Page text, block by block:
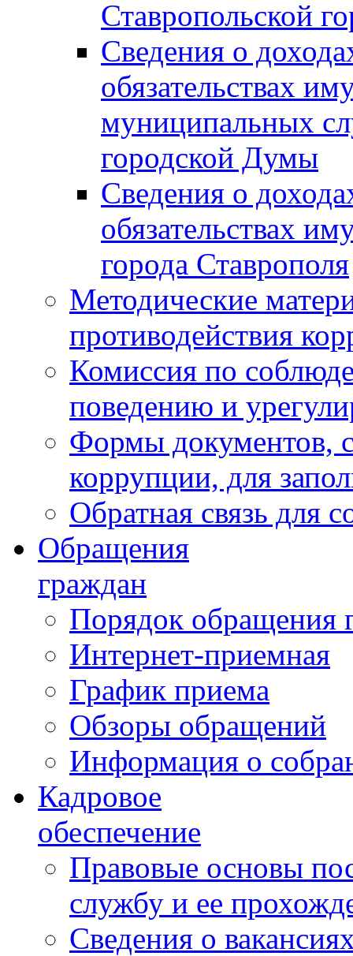
Ставропольской
Сведения о
обязательствах
муниципальных
городской Думы
Сведения о
обязательствах
города Ставрополя
Методические
противодействия
Комиссия по
поведению и
Формы документов,
коррупции, для
Обратная связь для
Обращения
граждан
Порядок обращения
Интернет-приемная
График приема
Обзоры обращений
Информация о
Кадровое
обеспечение
Правовые основы
службу и ее
Сведения о